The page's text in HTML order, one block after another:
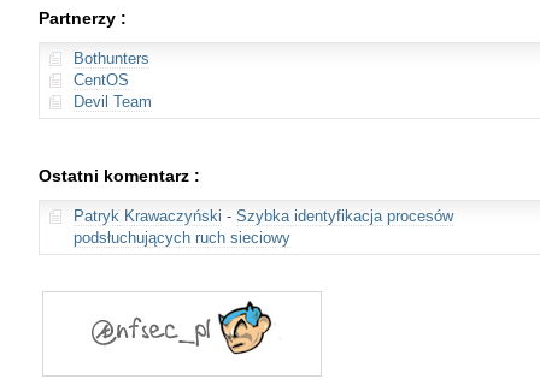
Partnerzy :
Bothunters
CentOS
Devil Team
Ostatni komentarz :
Patryk Krawaczyński - Szybka identyfikacja procesów
podsłuchujących ruch sieciowy